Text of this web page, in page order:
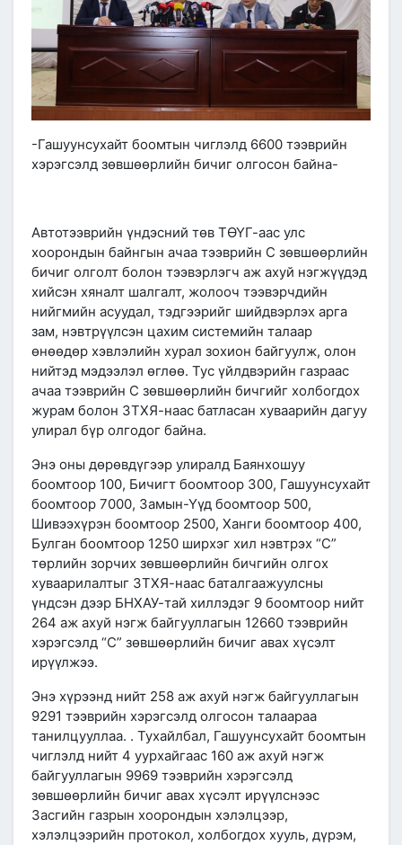
-Гашуунсухайт боомтын чиглэлд 6600 тээврийн
хэрэгсэлд зөвшөөрлийн бичиг олгосон байна-
Автотээврийн үндэсний төв ТӨҮГ-аас улс
хоорондын байнгын ачаа тээврийн С зөвшөөрлийн
бичиг олголт болон тээвэрлэгч аж ахуй нэгжүүдэд
хийсэн хяналт шалгалт, жолооч тээвэрчдийн
нийгмийн асуудал, тэдгээрийг шийдвэрлэх арга
зам, нэвтрүүлсэн цахим системийн талаар
өнөөдөр хэвлэлийн хурал зохион байгуулж, олон
нийтэд мэдээлэл өглөө. Тус үйлдвэрийн газраас
ачаа тээврийн С зөвшөөрлийн бичгийг холбогдох
журам болон ЗТХЯ-наас батласан хуваарийн дагуу
улирал бүр олгодог байна.
Энэ оны дөрөвдүгээр улиралд Баянхошуу
боомтоор 100, Бичигт боомтоор 300, Гашуунсухайт
боомтоор 7000, Замын-Үүд боомтоор 500,
Шивээхүрэн боомтоор 2500, Ханги боомтоор 400,
Булган боомтоор 1250 ширхэг хил нэвтрэх “С”
төрлийн зорчих зөвшөөрлийн бичгийн олгох
хуваарилалтыг ЗТХЯ-наас баталгаажуулсны
үндсэн дээр БНХАУ-тай хиллэдэг 9 боомтоор нийт
264 аж ахуй нэгж байгууллагын 12660 тээврийн
хэрэгсэлд “С” зөвшөөрлийн бичиг авах хүсэлт
ирүүлжээ.
Энэ хүрээнд нийт 258 аж ахуй нэгж байгууллагын
9291 тээврийн хэрэгсэлд олгосон талаараа
танилцууллаа. . Тухайлбал, Гашуунсухайт боомтын
чиглэлд нийт 4 уурхайгаас 160 аж ахуй нэгж
байгууллагын 9969 тээврийн хэрэгсэлд
зөвшөөрлийн бичиг авах хүсэлт ирүүлснээс
Засгийн газрын хоорондын хэлэлцээр,
хэлэлцээрийн протокол, холбогдох хууль, дүрэм,